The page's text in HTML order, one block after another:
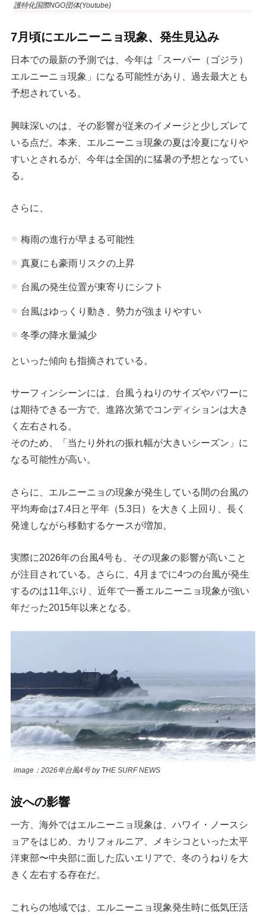
護特化国際NGO団体(Youtube)
7月頃にエルニーニョ現象、発生見込み
日本での最新の予測では、今年は「スーパー（ゴジラ）
エルニーニョ現象」になる可能性があり、過去最大とも
予想されている。
興味深いのは、その影響が従来のイメージと少しズレて
いる点だ。本来、エルニーニョ現象の夏は冷夏になりや
すいとされるが、今年は全国的に猛暑の予想となってい
る。
さらに、
梅雨の進行が早まる可能性
真夏にも豪雨リスクの上昇
台風の発生位置が東寄りにシフト
台風はゆっくり動き、勢力が強まりやすい
冬季の降水量減少
といった傾向も指摘されている。
サーフィンシーンには、台風うねりのサイズやパワーに
は期待できる一方で、進路次第でコンディションは大き
く左右される。
そのため、「当たり外れの振れ幅が大きいシーズン」に
なる可能性が高い。
さらに、エルニーニョの現象が発生している間の台風の
平均寿命は7.4日と平年（5.3日）を大きく上回り、長く
発達しながら移動するケースが増加。
実際に2026年の台風4号も、その現象の影響が高いこと
が注目されている。さらに、4月までに4つの台風が発生
するのは11年ぶり、近年で一番エルニーニョ現象が強い
年だった2015年以来となる。
image：2026年台風4号 by THE SURF NEWS
波への影響
一方、海外ではエルニーニョ現象は、ハワイ・ノースシ
ョアをはじめ、カリフォルニア、メキシコといった太平
洋東部〜中央部に面した広いエリアで、冬のうねりを大
きく左右する存在だ。
これらの地域では、エルニーニョ現象発生時に低気圧活